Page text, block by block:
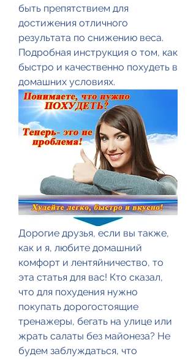
быть препятствием для
достижения отличного
результата по снижению веса.
Подробная инструкция о том, как
быстро и качественно похудеть в
домашних условиях.
Дорогие друзья, если вы также,
как и я, любите домашний
комфорт и лентяйничество, то
эта статья для вас! Кто сказал,
что для похудения нужно
покупать дорогостоящие
тренажеры, бегать на улице или
жрать салаты без майонеза? Не
будем заблуждаться, что